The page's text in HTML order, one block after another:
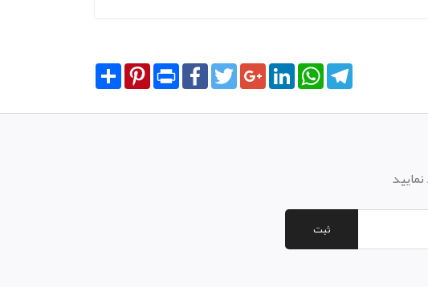
Share PinterestPrint FacebookTwitterGoogle+LinkedInWhatsApp
ثبت